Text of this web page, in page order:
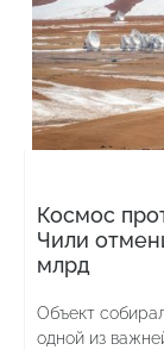
Космос
Чили
млрд
Объект
одной из